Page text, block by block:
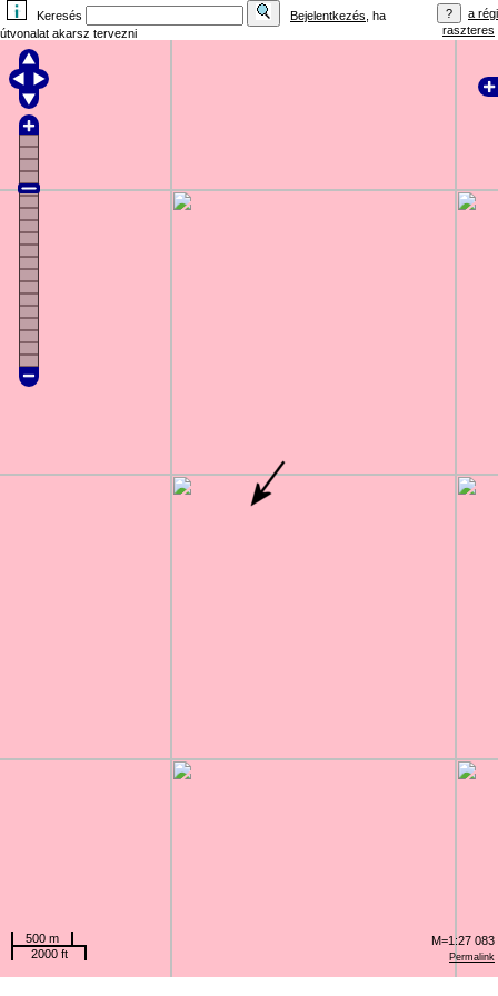
Keresés Bejelentkezés , ha
útvonalat akarsz tervezni
a régi
raszteres
Permalink
500 m
2000 ft
M=1:27 083